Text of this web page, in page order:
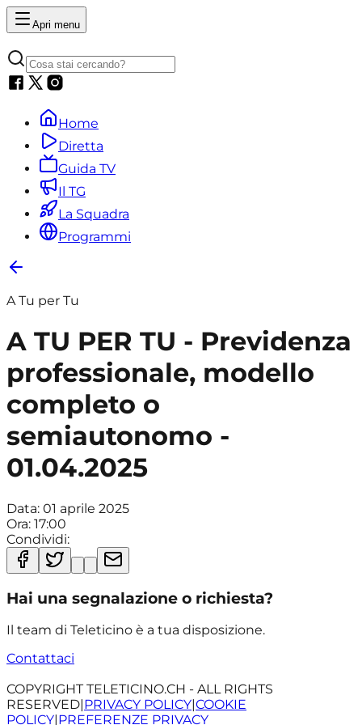
Apri menu
Home
Diretta
Guida TV
Il TG
La Squadra
Programmi
A Tu per Tu
A TU PER TU - Previdenza
professionale, modello
completo o
semiautonomo -
01.04.2025
Data: 01 aprile 2025
Ora: 17:00
Condividi:
Hai una segnalazione o richiesta?
Il team di Teleticino è a tua disposizione.
Contattaci
COPYRIGHT TELETICINO.CH - ALL RIGHTS
RESERVED|PRIVACY POLICY|COOKIE
POLICY|PREFERENZE PRIVACY